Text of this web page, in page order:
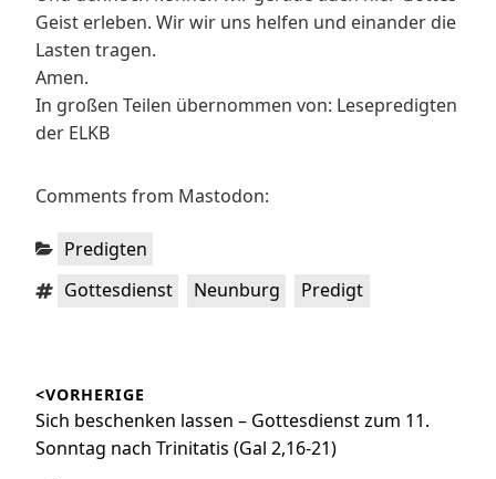
Geist erleben. Wir wir uns helfen und einander die
Lasten tragen.
Amen.
In großen Teilen übernommen von: Lesepredigten
der ELKB
Comments from Mastodon:
Kategorien:
Predigten
Schlagwörter:
Gottesdienst Neunburg Predigt
<VORHERIGE
Vorheriger
Beitrag:
Sich beschenken lassen – Gottesdienst zum 11.
Sonntag nach Trinitatis (Gal 2,16-21)